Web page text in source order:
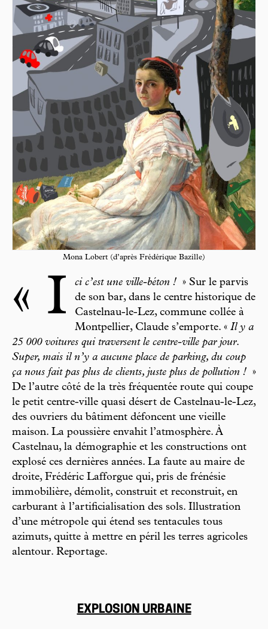
Mona Lobert (d’après Frédérique Bazille)
« I ci c’est une ville-béton ! » Sur le parvis
de son bar, dans le centre historique de
Castelnau-le-Lez, commune collée à
Montpellier, Claude s’emporte. « Il y a
25 000 voitures qui traversent le centre-ville par jour.
Super, mais il n’y a aucune place de parking, du coup
ça nous fait pas plus de clients, juste plus de pollution ! »
De l’autre côté de la très fréquentée route qui coupe
le petit centre-ville quasi désert de Castelnau-le-Lez,
des ouvriers du bâtiment défoncent une vieille
maison. La poussière envahit l’atmosphère. À
Castelnau, la démographie et les constructions ont
explosé ces dernières années. La faute au maire de
droite, Frédéric Lafforgue qui, pris de frénésie
immobilière, démolit, construit et reconstruit, en
carburant à l’artificialisation des sols. Illustration
d’une métropole qui étend ses tentacules tous
azimuts, quitte à mettre en péril les terres agricoles
alentour. Reportage.
EXPLOSION URBAINE